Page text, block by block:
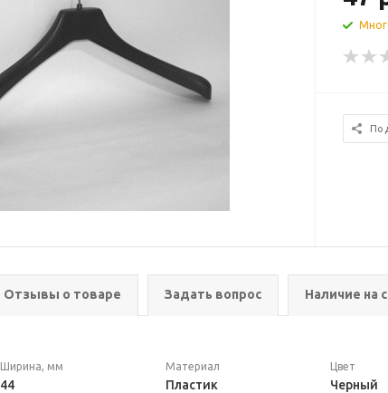
Отзывы о товаре Задать вопрос Наличие на
Ширина, мм
44
Материал
Пластик
Цвет
Черный